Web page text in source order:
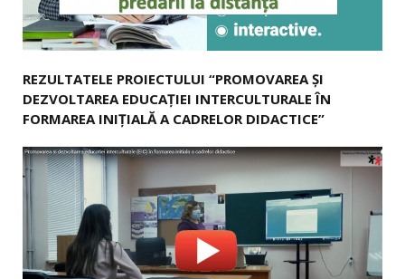
REZULTATELE PROIECTULUI “PROMOVAREA ȘI
DEZVOLTAREA EDUCAȚIEI INTERCULTURALE ÎN
FORMAREA INIȚIALĂ A CADRELOR DIDACTICE”